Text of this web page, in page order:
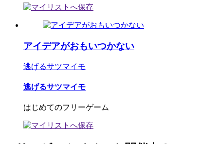
アイデアがおもいつかない
逃げるサツマイモ
逃げるサツマイモ
はじめてのフリーゲーム